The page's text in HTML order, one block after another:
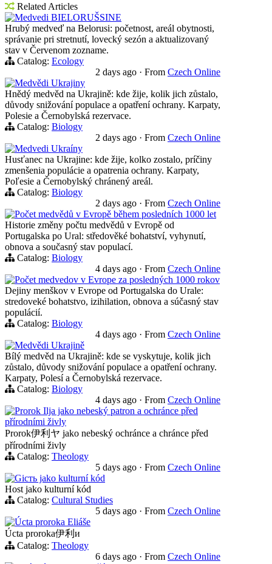
Related Articles
Medvedi BIELORUŠSINE
Hrubý medveď na Belorusi: početnost, areál obytnosti,
správanie pri stretnutí, lovecký sezón a aktualizovaný
stav v Červenom zozname.
Catalog: Ecology
2 days ago · From Czech Online
Medvědi Ukrajiny
Hnědý medvěd na Ukrajině: kde žije, kolik jich zůstalo,
důvody snižování populace a opatření ochrany. Karpaty,
Polesie a Černobylská rezervace.
Catalog: Biology
2 days ago · From Czech Online
Medvedi Ukraíny
Husťanec na Ukrajine: kde žije, kolko zostalo, príčiny
zmenšenia populácie a opatrenia ochrany. Karpaty,
Poľesie a Černobylský chránený areál.
Catalog: Biology
2 days ago · From Czech Online
Počet medvědů v Evropě během posledních 1000 let
Historie změny počtu medvědů v Evropě od
Portugalska po Ural: středověké bohatství, vyhynutí,
obnova a současný stav populací.
Catalog: Biology
4 days ago · From Czech Online
Počet medvedov v Evrope za posledných 1000 rokov
Dejiny menškov v Evrope od Portugalska do Urale:
stredoveké bohatstvo, izihilation, obnova a súčasný stav
populácií.
Catalog: Biology
4 days ago · From Czech Online
Medvědi Ukrajině
Bílý medvěd na Ukrajině: kde se vyskytuje, kolik jich
zůstalo, důvody snižování populace a opatření ochrany.
Karpaty, Polesí a Černobylská rezervace.
Catalog: Biology
4 days ago · From Czech Online
Prorok Ilja jako nebeský patron a ochránce před
přírodními živly
Prorok伊利ヤ jako nebeský ochránce a chránce před
přírodními živly
Catalog: Theology
5 days ago · From Czech Online
Gість jako kulturní kód
Host jako kulturní kód
Catalog: Cultural Studies
5 days ago · From Czech Online
Úcta proroka Eliáše
Úcta proroka伊利и
Catalog: Theology
6 days ago · From Czech Online